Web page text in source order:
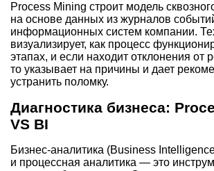
Process Mining строит модель
на основе данных из журналов
информационных систем компании.
визуализирует, как процесс
этапах, и если находит отклонения от
то указывает на причины и дает
устранить поломку.
Диагностика бизнеса:
VS BI
Бизнес-аналитика (Business
и процессная аналитика — это